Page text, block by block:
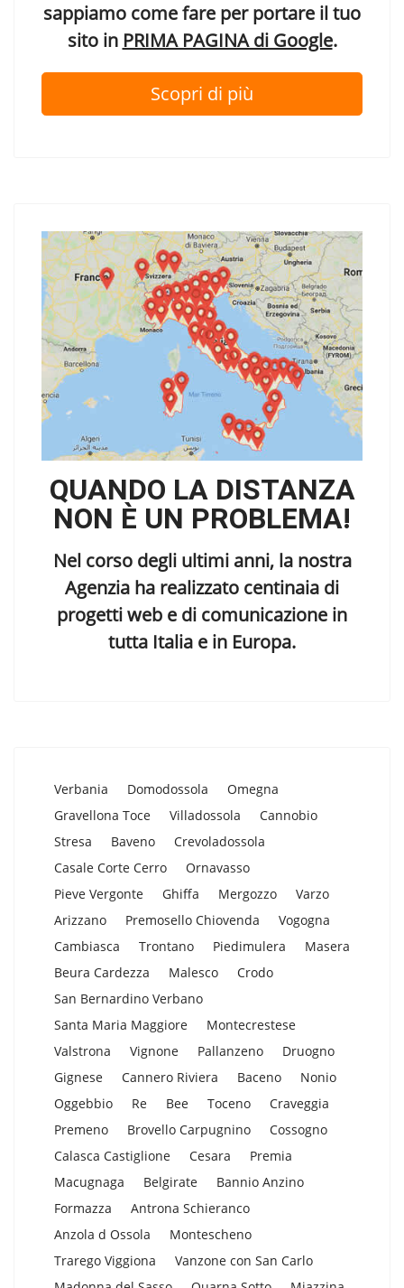
sappiamo come fare per portare il tuo
sito in PRIMA PAGINA di Google.
Scopri di più
QUANDO LA DISTANZA
NON È UN PROBLEMA!
Nel corso degli ultimi anni, la nostra
Agenzia ha realizzato centinaia di
progetti web e di comunicazione in
tutta Italia e in Europa.
Verbania Domodossola
Omegna
Gravellona Toce
Villadossola
Cannobio
Stresa
Baveno
Crevoladossola
Casale Corte Cerro
Ornavasso
Pieve Vergonte
Ghiffa Mergozzo
Varzo
Arizzano
Premosello Chiovenda
Vogogna
Cambiasca
Trontano Piedimulera
Masera
Beura Cardezza
Malesco
Crodo
San Bernardino Verbano
Santa Maria Maggiore
Montecrestese
Valstrona
Vignone Pallanzeno
Druogno
Gignese
Cannero Riviera Baceno
Nonio
Oggebbio
Re Bee Toceno
Craveggia
Premeno
Brovello Carpugnino
Cossogno
Calasca Castiglione
Cesara
Premia
Macugnaga
Belgirate
Bannio Anzino
Formazza
Antrona Schieranco
Anzola d Ossola
Montescheno
Trarego Viggiona
Vanzone con San Carlo